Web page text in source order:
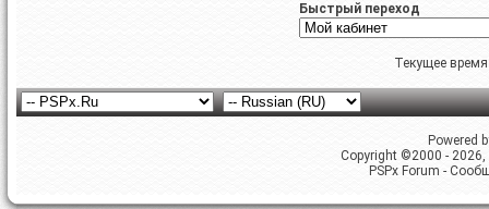
Быстрый переход
Текущее
Powered
Copyright ©2000 -
PSPx Forum -